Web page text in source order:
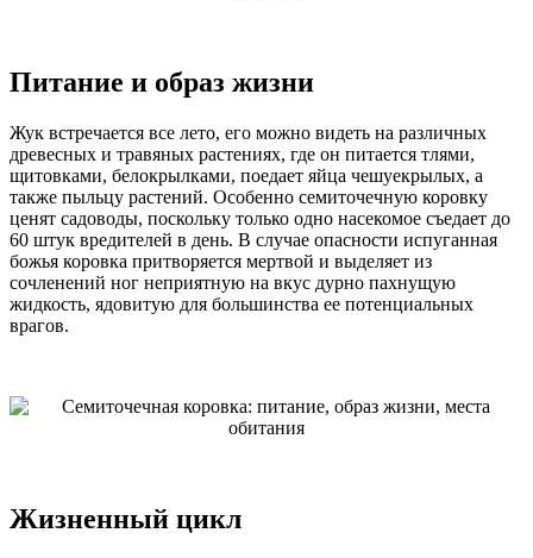
Питание и образ жизни
Жук встречается все лето, его можно видеть на различных
древесных и травяных растениях, где он питается тлями,
щитовками, белокрылками, поедает яйца чешуекрылых, а
также пыльцу растений. Особенно семиточечную коровку
ценят садоводы, поскольку только одно насекомое съедает до
60 штук вредителей в день. В случае опасности испуганная
божья коровка притворяется мертвой и выделяет из
сочленений ног неприятную на вкус дурно пахнущую
жидкость, ядовитую для большинства ее потенциальных
врагов.
Жизненный цикл